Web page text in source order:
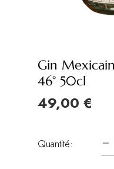
Gin
46° 50cl
49,00 €
Quantité: